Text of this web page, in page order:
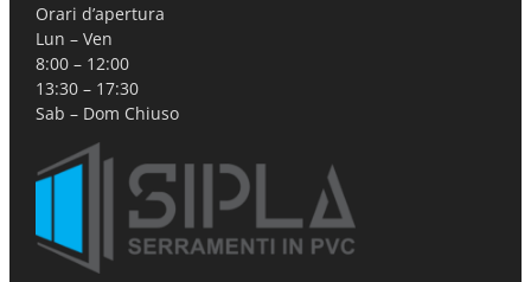
Orari d’apertura
Lun – Ven
8:00 – 12:00
13:30 – 17:30
Sab – Dom Chiuso